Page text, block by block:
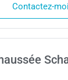
Contactez-moi